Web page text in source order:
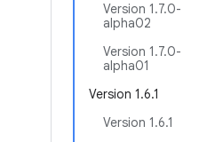
Version 1.7.0-
alpha02
Version 1.7.0-
alpha01
Version 1.6.1
Version 1.6.1